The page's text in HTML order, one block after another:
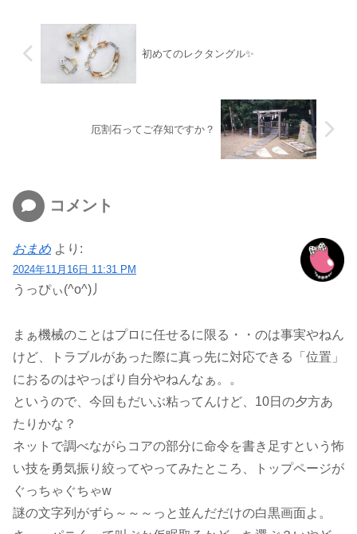
初めてのレクタングル✨️
厄割石ってご存知ですか？
コメント
おまめ より:
2024年11月16日 11:31 PM
うっぴぃ(^o^)丿
まぁ機械のことはプロに任せるに限る・・のは事実やねん
けど、トラブルがあった際に真っ先に対応できる「位置」
におるのはやっぱり自分やねんなぁ。。
というので、今回もだいぶ粘ってんけど、10日の夕方あ
たりかな？
ネットで調べながらコアの部分に命令を書き足すという怖
い技を勇気振り絞ってやってみたところ、トップページが
ぐっちゃぐちゃw
謎の文字列がずら～～～っと並んだだけの白黒画面よ。